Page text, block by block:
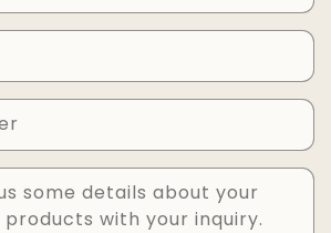
some details about your
products with your inquiry.